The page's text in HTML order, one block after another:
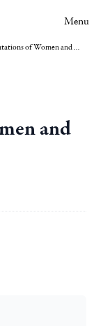
Menu
Dealing with Degas: Representations of Women and the Politics of Vision
and